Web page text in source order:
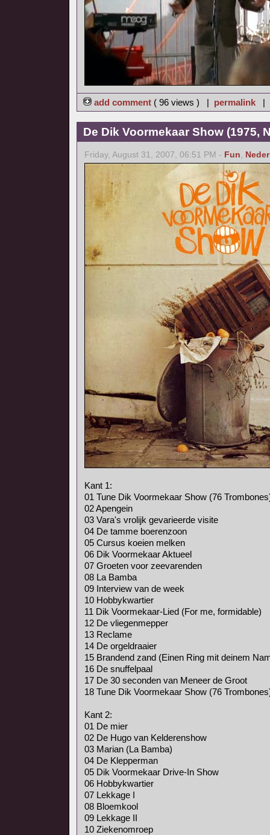
add comment ( 96 views ) | permalink |
De Dik Voormekaar Show (1975,
Friday, August 31, 2007, 06:51 PM - Fun,
Kant 1:
01 Tune Dik Voormekaar Show (76
02 Apengein
03 Vara's vrolijk gevarieerde visite
04 De tamme boerenzoon
05 Cursus koeien melken
06 Dik Voormekaar Aktueel
07 Groeten voor zeevarenden
08 La Bamba
09 Interview van de week
10 Hobbykwartier
11 Dik Voormekaar-Lied (For me, formidable)
12 De vliegenmepper
13 Reclame
14 De orgeldraaier
15 Brandend zand (Einen Ring mit deinem
16 De snuffelpaal
17 De 30 seconden van Meneer de Groot
18 Tune Dik Voormekaar Show (76
Kant 2:
01 De mier
02 De Hugo van Kelderenshow
03 Marian (La Bamba)
04 De Klepperman
05 Dik Voormekaar Drive-In Show
06 Hobbykwartier
07 Lekkage I
08 Bloemkool
09 Lekkage II
10 Ziekenomroep